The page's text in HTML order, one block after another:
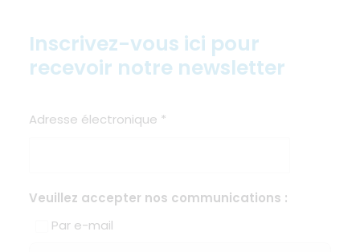
Inscrivez-vous ici pour
recevoir notre newsletter
Adresse électronique *
Veuillez accepter nos communications :
Par e-mail